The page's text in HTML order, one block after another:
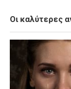
Οι καλύτερες